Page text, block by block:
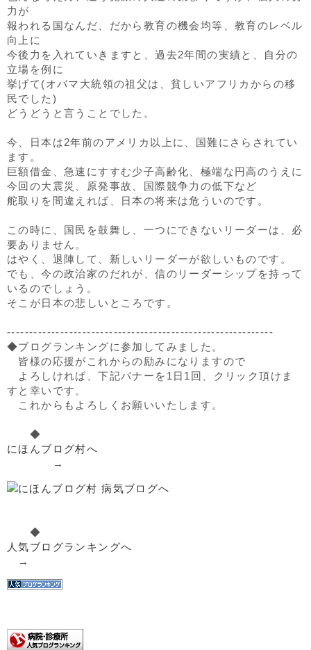
力が
報われる国なんだ、だから教育の機会均等、教育のレベル
向上に
今後力を入れていきますと、過去2年間の実績と、自分の
立場を例に
挙げて(オバマ大統領の祖父は、貧しいアフリカからの移
民でした)
どうどうと言うことでした。
今、日本は2年前のアメリカ以上に、国難にさらされてい
ます。
巨額借金、急速にすすむ少子高齢化、極端な円高のうえに
今回の大震災、原発事故、国際競争力の低下など
舵取りを間違えれば、日本の将来は危ういのです。
この時に、国民を鼓舞し、一つにできないリーダーは、必
要ありません。
はやく、退陣して、新しいリーダーが欲しいものです。
でも、今の政治家のだれが、信のリーダーシップを持って
いるのでしょう。
そこが日本の悲しいところです。
------------------------------------------------------------
◆ブログランキングに参加してみました。
皆様の応援がこれからの励みになりますので
よろしければ、下記バナーを1日1回、クリック頂けま
すと幸いです。
これからもよろしくお願いいたします。
◆
にほんブログ村へ
→
◆
人気ブログランキングへ
→